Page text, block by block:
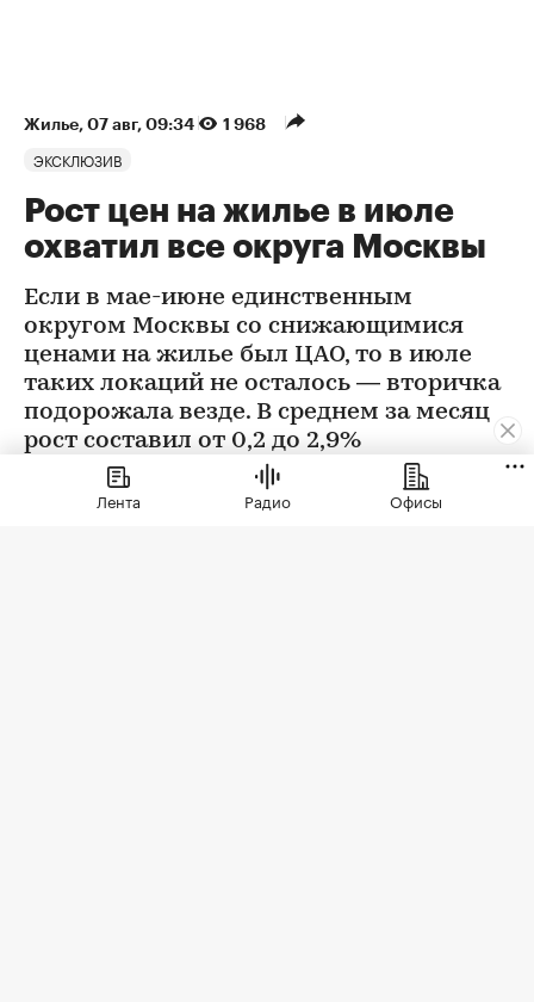
Жилье⁠, 07 авг, 09:34 1 968
ЭКСКЛЮЗИВ
Рост цен на жилье в июле
охватил все округа Москвы
Если в мае-июне единственным
округом Москвы со снижающимися
ценами на жилье был ЦАО, то в июле
таких локаций не осталось — вторичка
подорожала везде. В среднем за месяц
рост составил от 0,2 до 2,9%
Лента Радио Офисы